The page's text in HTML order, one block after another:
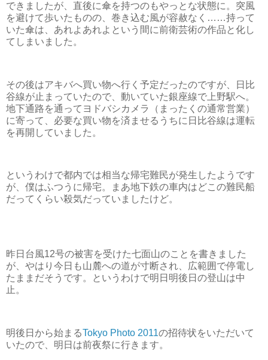
できましたが、直後に傘を持つのもやっとな状態に。突風
を避けて歩いたものの、巻き込む風が容赦なく……持って
いた傘は、あれよあれよという間に前衛芸術の作品と化し
てしまいました。
その後はアキバへ買い物へ行く予定だったのですが、日比
谷線が止まっていたので、動いていた銀座線で上野駅へ。
地下通路を通ってヨドバシカメラ（まったくの通常営業）
に寄って、必要な買い物を済ませるうちに日比谷線は運転
を再開していました。
というわけで都内では相当な帰宅難民が発生したようです
が、僕はふつうに帰宅。まあ地下鉄の車内はどこの難民船
だってくらい殺気だっていましたけど。
昨日台風12号の被害を受けた七面山のことを書きました
が、やはり今日も山麓への道が寸断され、広範囲で停電し
たままだそうです。というわけで明日明後日の登山は中
止。
明後日から始まるTokyo Photo 2011の招待状をいただいて
いたので、明日は前夜祭に行きます。